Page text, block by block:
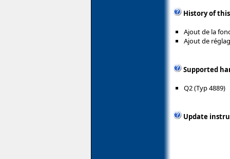
History of
Ajout de la
Ajout de
Supported
Q2 (Typ 4889)
Update